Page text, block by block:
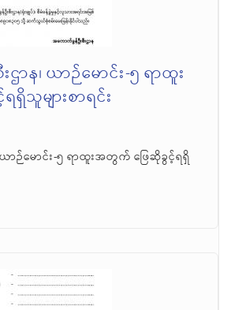
ာန၊ ယာဉ်မောင်း-၅ ရာထူး
သူများစာရင်း
ာဉ်မောင်း-၅ ရာထူးအတွက် ဖြေဆိုခွင့်ရရှိ